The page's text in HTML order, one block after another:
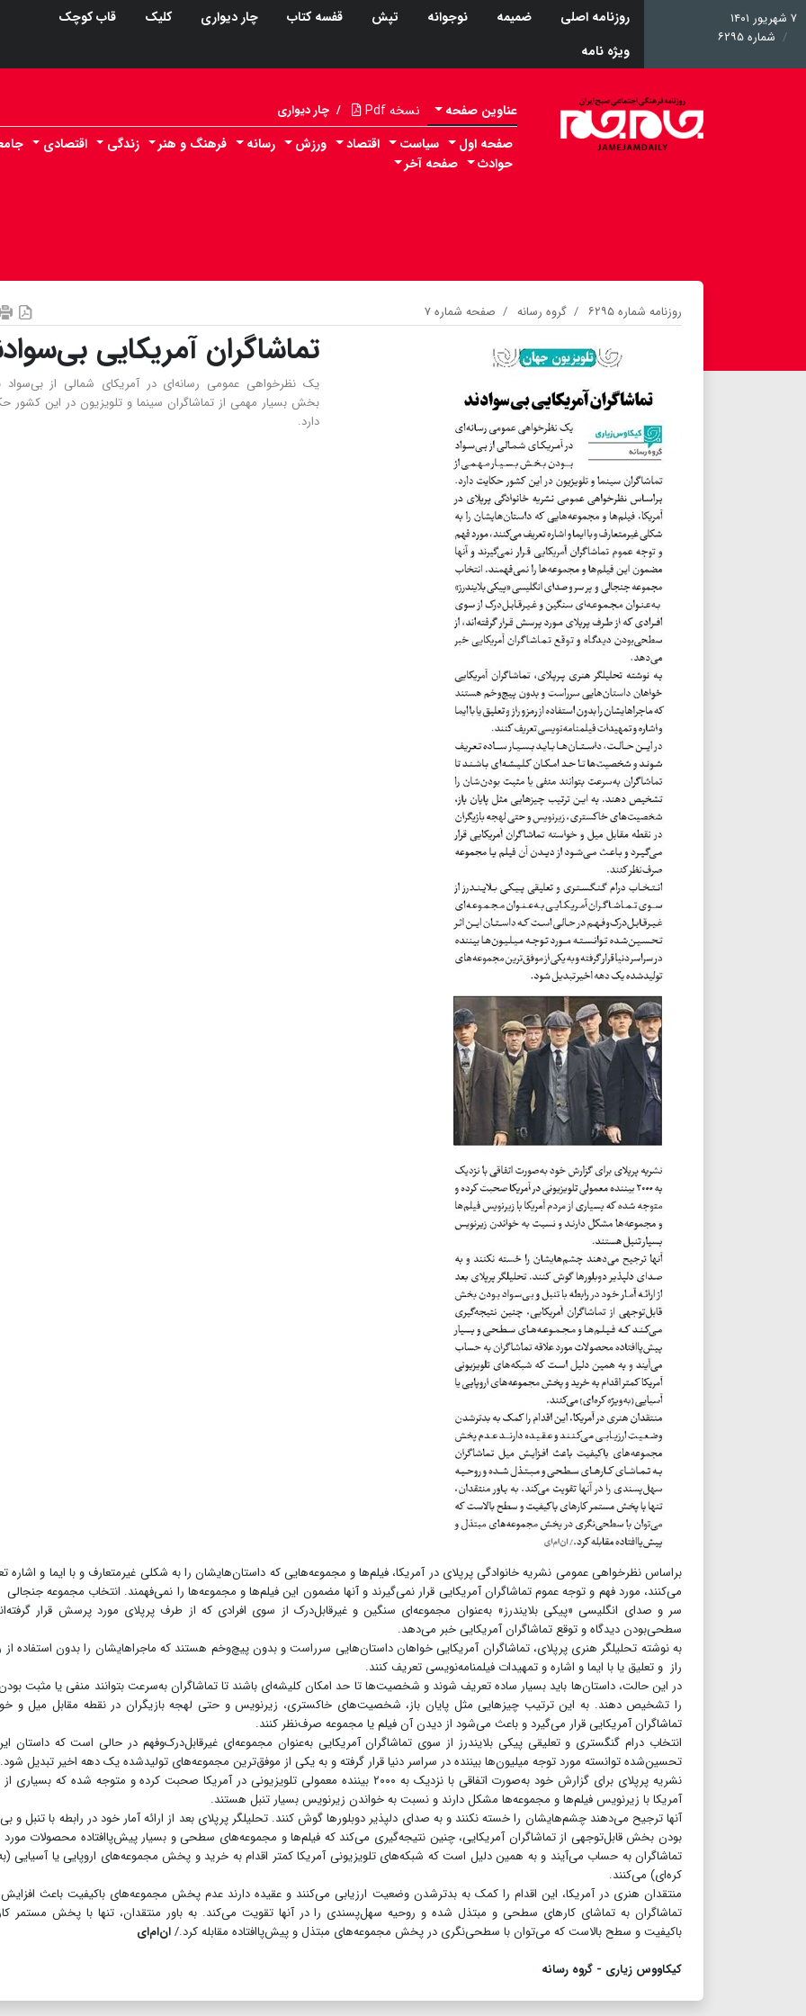
۷ شهریور ۱۴۰۱
شماره ۶۲۹۵
روزنامه اصلی ضمیمه نوجوانه تپش قفسه کتاب چار دیواری کلیک
قاب کوچک
ویژه نامه
عناوین صفحه نسخه Pdf / چار دیواری
صفحه اول سیاست اقتصاد ورزش رسانه فرهنگ و هنر زندگی اقتصادی
حوادث
صفحه آخر
روزنامه شماره ۶۲۹۵ گروه رسانه صفحه شماره ۷
تماشاگران آمریکایی
یک نظرخواهی عمومی رسانه‌ای در آمریکای شمالی از بی‌سواد
بخش بسیار مهمی از تماشاگران سینما و تلویزیون در این کشور
دارد.
براساس نظرخواهی عمومی نشریه خانوادگی پرپلای در آمریکا، فیلم‌ها و مجموعه‌هایی که داستان‌هایشان را به شکلی غیرمتعارف و با ایما و اشاره
می‌کنند، مورد فهم و توجه عموم تماشاگران آمریکایی قرار نمی‌گیرند و آنها مضمون این فیلم‌ها و مجموعه‌ها را نمی‌فهمند. انتخاب مجموعه
سر و صدای انگلیسی «پیکی بلایندرز» به‌عنوان مجموعه‌ای سنگین و غیرقابل‌درک از سوی افرادی که از طرف پرپلای مورد پرسش قرار
سطحی‌بودن دیدگاه و توقع تماشاگران آمریکایی خبر می‌دهد.
به نوشته تحلیلگر هنری پرپلای، تماشاگران آمریکایی خواهان داستان‌هایی سرراست و بدون پیچ‌و‌خم هستند که ماجراهایشان را بدون استفاده از
راز و تعلیق یا با ایما و اشاره و تمهیدات فیلمنامه‌نویسی تعریف کنند.
در این حالت، داستان‌ها باید بسیار ساده تعریف شوند و شخصیت‌ها تا حد امکان کلیشه‌ای باشند تا تماشاگران به‌سرعت بتوانند منفی یا مثبت
را تشخیص دهند. به این ترتیب چیزهایی مثل پایان باز، شخصیت‌های خاکستری، زیرنویس و حتی لهجه بازیگران در نقطه مقابل میل و
تماشاگران آمریکایی قرار می‌گیرد و باعث می‌شود از دیدن آن فیلم یا مجموعه صرف‌نظر کنند.
انتخاب درام گنگستری و تعلیقی پیکی بلایندرز از سوی تماشاگران آمریکایی به‌عنوان مجموعه‌ای غیرقابل‌درک‌وفهم در حالی است که داستان
تحسین‌شده توانسته مورد توجه میلیون‌ها بیننده در سراسر دنیا قرار گرفته و به یکی از موفق‌ترین مجموعه‌های تولیدشده یک دهه اخیر تبدیل شود.
نشریه پرپلای برای گزارش خود به‌صورت اتفاقی با نزدیک به ۲۰۰۰ بیننده معمولی تلویزیونی در آمریکا صحبت کرده و متوجه شده که
آمریکا با زیرنویس فیلم‌ها و مجموعه‌ها مشکل دارند و نسبت به خواندن زیرنویس بسیار تنبل هستند.
آنها ترجیح می‌دهند چشم‌هایشان را خسته نکنند و به صدای دلپذیر دوبلورها گوش کنند. تحلیلگر پرپلای بعد از ارائه آمار خود در رابطه با تنبل و
بودن بخش قابل‌توجهی از تماشاگران آمریکایی، چنین نتیجه‌گیری می‌کند که فیلم‌ها و مجموعه‌های سطحی و بسیار پیش‌پاافتاده محصولات مورد
تماشاگران به حساب می‌آیند و به همین دلیل است که شبکه‌های تلویزیونی آمریکا کمتر اقدام به خرید و پخش مجموعه‌های اروپایی یا آسیایی
کره‌ای) می‌کنند.
منتقدان هنری در آمریکا، این اقدام را کمک به بدتر‌شدن وضعیت ارزیابی می‌کنند و عقیده دارند عدم پخش مجموعه‌های باکیفیت باعث
تماشاگران به تماشای کارهای سطحی و مبتذل شده و روحیه سهل‌پسندی را در آنها تقویت می‌کند. به باور منتقدان، تنها با پخش مستمر
باکیفیت و سطح بالاست که می‌توان با سطحی‌نگری در پخش مجموعه‌های مبتذل و پیش‌پاافتاده مقابله کرد./ان‌‌ام‌ای
کیکاووس زیاری - گروه رسانه